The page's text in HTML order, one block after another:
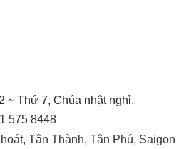
~ Thứ 7, Chúa nhật nghỉ.
575 8448
Tân Thành, Tân Phú, Saigon